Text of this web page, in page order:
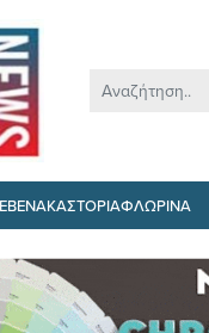
ΚΑΣΤΟΡΙΑΦΛΩΡΙΝΑ